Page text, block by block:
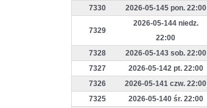
7330
2026-05-145 pon. 22:00
7329
2026-05-144 niedz.
22:00
7328 2026-05-143 sob. 22:00
7327
2026-05-142 pt. 22:00
7326
2026-05-141 czw. 22:00
7325
2026-05-140 śr. 22:00